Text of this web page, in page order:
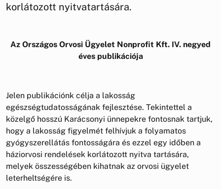
korlátozott nyitvatartására.
Az Országos Orvosi Ügyelet Nonprofit Kft. IV. negyed
éves publikációja
Jelen publikációnk célja a lakosság
egészségtudatosságának fejlesztése. Tekintettel a
közelgő hosszú Karácsonyi ünnepekre fontosnak tartjuk,
hogy a lakosság figyelmét felhívjuk a folyamatos
gyógyszerellátás fontosságára és ezzel egy időben a
háziorvosi rendelések korlátozott nyitva tartására,
melyek összességében kihatnak az orvosi ügyelet
leterheltségére is.